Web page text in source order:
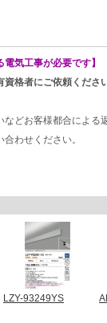
電気工事が必要です】
格者にご依頼ください
どお客様都合による
わせください。
LZY-93249YS